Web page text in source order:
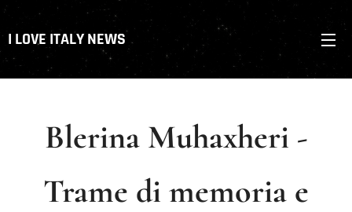
I LOVE ITALY NEWS
Blerina Muhaxheri -
Trame di memoria e